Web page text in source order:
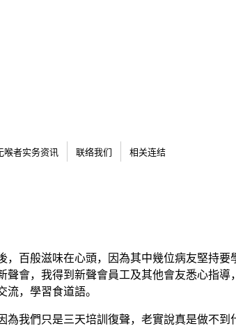
喉者实务资讯 联络我们 相关连结
百般滋味在心頭，因為其中幾位病友堅持
會，我得到新聲會員工及其他會友悉心指
，學習食道語。
我們只是三天培訓復聲，老實說真是做不